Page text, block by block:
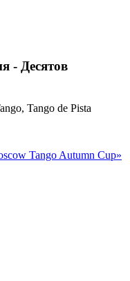
- Десятов
Tango de Pista
Tango Autumn Cup»